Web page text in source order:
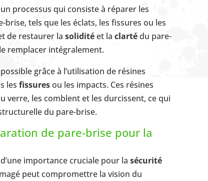
processus qui consiste à réparer les
tels que les éclats, les fissures ou les
de restaurer lasoliditéet laclartédu pare-
remplacer intégralement.
grâce à l’utilisation de résines
lesfissuresou les impacts. Ces résines
verre, les comblent et les durcissent, ce qui
du pare-brise.
de pare-brise pour la
importance cruciale pour lasécurité
peut compromettre la vision du